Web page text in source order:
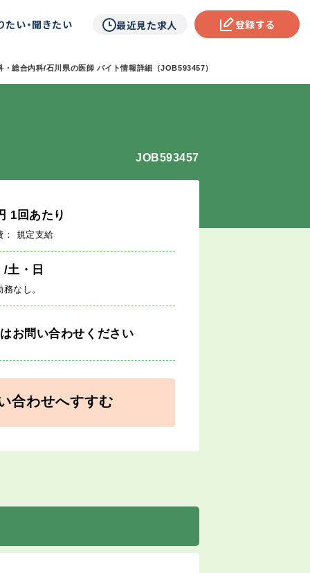
たい・聞きたい 最近見た求人 登録する
・総合内科/石川県の医師 バイト情報詳細（JOB593457）
JOB593457
1回あたり
： 規定支給
/土・日
なし。
お問い合わせください
合わせへすすむ